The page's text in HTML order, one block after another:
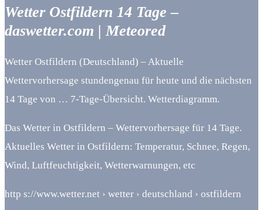
Wetter Ostfildern 14 Tage –
daswetter.com | Meteored
Wetter Ostfildern (Deutschland) – Aktuelle
Wettervorhersage stundengenau für heute und die nächsten
14 Tage von … 7-Tage-Übersicht. Wetterdiagramm.
Das Wetter in Ostfildern – Wettervorhersage für 14 Tage.
Aktuelles Wetter in Ostfildern: Temperatur, Schnee, Regen,
Wind, Luftfeuchtigkeit, Wetterwarnungen, etc
http s://www.wetter.net › wetter › deutschland › ostfildern